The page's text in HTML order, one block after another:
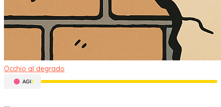
Occhio al degrado